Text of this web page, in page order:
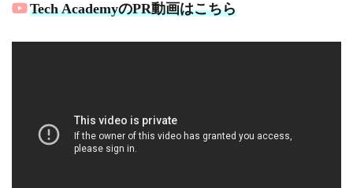
Tech AcademyのPR動画はこちら